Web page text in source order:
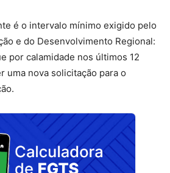
é o intervalo mínimo exigido pelo
e do Desenvolvimento Regional:
por calamidade nos últimos 12
uma nova solicitação para o